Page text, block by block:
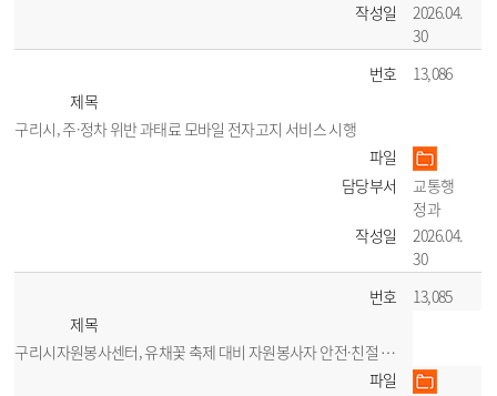
작성일
2026.04.
30
번호
13,086
제목
구리시, 주·정차 위반 과태료 모바일 전자고지 서비스 시행
파일
담당부서
교통행
정과
작성일
2026.04.
30
번호
13,085
제목
구리시자원봉사센터, 유채꽃 축제 대비 자원봉사자 안전·친절 교육 실시
파일